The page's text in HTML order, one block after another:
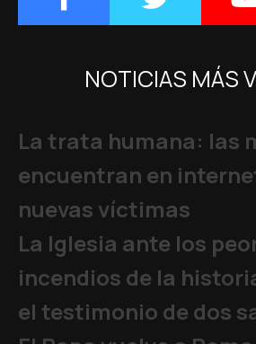
NOTICIAS MÁS
La trata humana: las
encuentran en
nuevas víctimas
La Iglesia ante los
incendios de la
el testimonio de dos